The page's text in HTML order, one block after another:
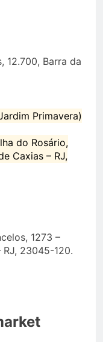
12.700, Barra da
Primavera)
do Rosário,
Caxias – RJ,
1273 –
23045-120.